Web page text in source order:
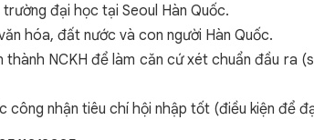
đại học tại Seoul Hàn Quốc.
hóa, đất nước và con người Hàn Quốc.
NCKH để làm căn cứ xét chuẩn đầu ra
nhận tiêu chí hội nhập tốt (điều kiện để